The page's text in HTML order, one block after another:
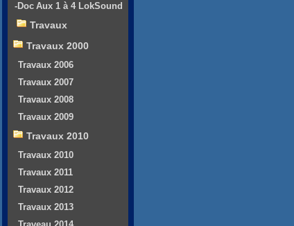
-Doc Aux 1 à 4 LokSound
Travaux
Travaux 2000
Travaux 2006
Travaux 2007
Travaux 2008
Travaux 2009
Travaux 2010
Travaux 2010
Travaux 2011
Travaux 2012
Travaux 2013